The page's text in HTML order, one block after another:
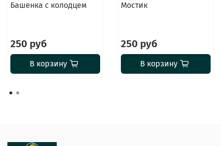
Башенка с колодцем
250 руб
В корзину
Мостик
250 руб
В корзину